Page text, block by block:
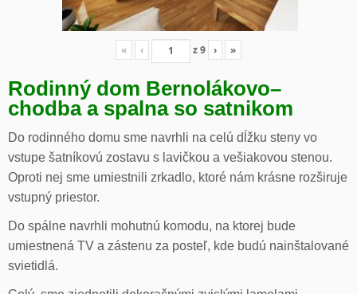
« ‹ z9 › »
Rodinný dom Bernolákovo–
chodba a spalna so satnikom
Do rodinného domu sme navrhli na celú dĺžku steny vo
vstupe šatníkovú zostavu s lavičkou a vešiakovou stenou.
Oproti nej sme umiestnili zrkadlo, ktoré nám krásne rozširuje
vstupný priestor.
Do spálne navrhli mohutnú komodu, na ktorej bude
umiestnená TV a zástenu za posteľ, kde budú nainštalované
svietidlá.